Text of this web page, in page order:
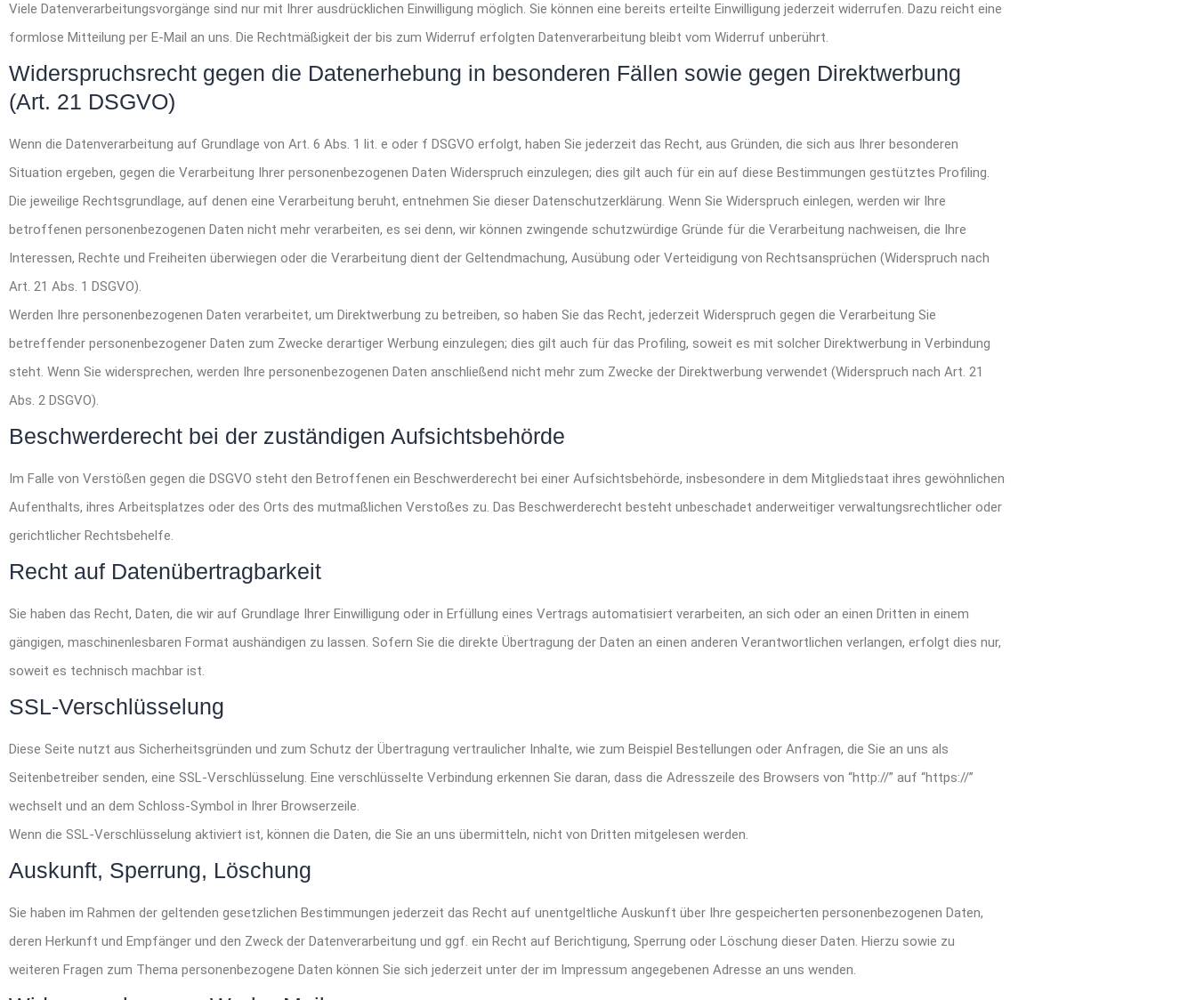
Viele Datenverarbeitungsvorgänge sind nur mit Ihrer ausdrücklichen Einwilligung möglich. Sie können eine bereits erteilte Einwilligung jederzeit widerrufen. Dazu reicht eine
formlose Mitteilung per E-Mail an uns. Die Rechtmäßigkeit der bis zum Widerruf erfolgten Datenverarbeitung bleibt vom Widerruf unberührt.
Widerspruchsrecht gegen die Datenerhebung in besonderen Fällen sowie gegen Direktwerbung
(Art. 21 DSGVO)
Wenn die Datenverarbeitung auf Grundlage von Art. 6 Abs. 1 lit. e oder f DSGVO erfolgt, haben Sie jederzeit das Recht, aus Gründen, die sich aus Ihrer besonderen
Situation ergeben, gegen die Verarbeitung Ihrer personenbezogenen Daten Widerspruch einzulegen; dies gilt auch für ein auf diese Bestimmungen gestütztes Profiling.
Die jeweilige Rechtsgrundlage, auf denen eine Verarbeitung beruht, entnehmen Sie dieser Datenschutzerklärung. Wenn Sie Widerspruch einlegen, werden wir Ihre
betroffenen personenbezogenen Daten nicht mehr verarbeiten, es sei denn, wir können zwingende schutzwürdige Gründe für die Verarbeitung nachweisen, die Ihre
Interessen, Rechte und Freiheiten überwiegen oder die Verarbeitung dient der Geltendmachung, Ausübung oder Verteidigung von Rechtsansprüchen (Widerspruch nach
Art. 21 Abs. 1 DSGVO).
Werden Ihre personenbezogenen Daten verarbeitet, um Direktwerbung zu betreiben, so haben Sie das Recht, jederzeit Widerspruch gegen die Verarbeitung Sie
betreffender personenbezogener Daten zum Zwecke derartiger Werbung einzulegen; dies gilt auch für das Profiling, soweit es mit solcher Direktwerbung in Verbindung
steht. Wenn Sie widersprechen, werden Ihre personenbezogenen Daten anschließend nicht mehr zum Zwecke der Direktwerbung verwendet (Widerspruch nach Art. 21
Abs. 2 DSGVO).
Beschwerderecht bei der zuständigen Aufsichtsbehörde
Im Falle von Verstößen gegen die DSGVO steht den Betroffenen ein Beschwerderecht bei einer Aufsichtsbehörde, insbesondere in dem Mitgliedstaat ihres gewöhnlichen
Aufenthalts, ihres Arbeitsplatzes oder des Orts des mutmaßlichen Verstoßes zu. Das Beschwerderecht besteht unbeschadet anderweitiger verwaltungsrechtlicher oder
gerichtlicher Rechtsbehelfe.
Recht auf Datenübertragbarkeit
Sie haben das Recht, Daten, die wir auf Grundlage Ihrer Einwilligung oder in Erfüllung eines Vertrags automatisiert verarbeiten, an sich oder an einen Dritten in einem
gängigen, maschinenlesbaren Format aushändigen zu lassen. Sofern Sie die direkte Übertragung der Daten an einen anderen Verantwortlichen verlangen, erfolgt dies nur,
soweit es technisch machbar ist.
SSL-Verschlüsselung
Diese Seite nutzt aus Sicherheitsgründen und zum Schutz der Übertragung vertraulicher Inhalte, wie zum Beispiel Bestellungen oder Anfragen, die Sie an uns als
Seitenbetreiber senden, eine SSL-Verschlüsselung. Eine verschlüsselte Verbindung erkennen Sie daran, dass die Adresszeile des Browsers von “http://” auf “https://”
wechselt und an dem Schloss-Symbol in Ihrer Browserzeile.
Wenn die SSL-Verschlüsselung aktiviert ist, können die Daten, die Sie an uns übermitteln, nicht von Dritten mitgelesen werden.
Auskunft, Sperrung, Löschung
Sie haben im Rahmen der geltenden gesetzlichen Bestimmungen jederzeit das Recht auf unentgeltliche Auskunft über Ihre gespeicherten personenbezogenen Daten,
deren Herkunft und Empfänger und den Zweck der Datenverarbeitung und ggf. ein Recht auf Berichtigung, Sperrung oder Löschung dieser Daten. Hierzu sowie zu
weiteren Fragen zum Thema personenbezogene Daten können Sie sich jederzeit unter der im Impressum angegebenen Adresse an uns wenden.